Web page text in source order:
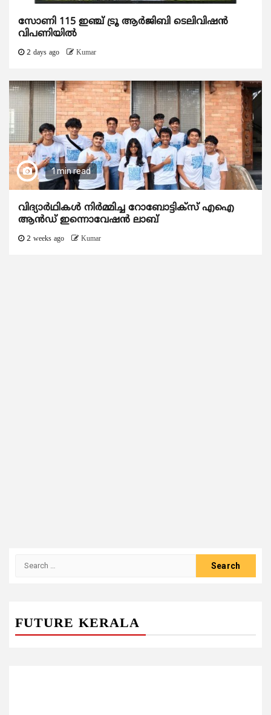
സോണി 115 ഇഞ്ച് ട്രൂ ആർജിബി ടെലിവിഷൻ
വിപണിയിൽ
2 days ago Kumar
1 min read
വിദ്യാര്‍ഥികള്‍ നിര്‍മ്മിച്ച റോബോട്ടിക്സ് എഐ
ആന്‍ഡ് ഇന്നൊവേഷന്‍ ലാബ്
2 weeks ago Kumar
FUTURE KERALA